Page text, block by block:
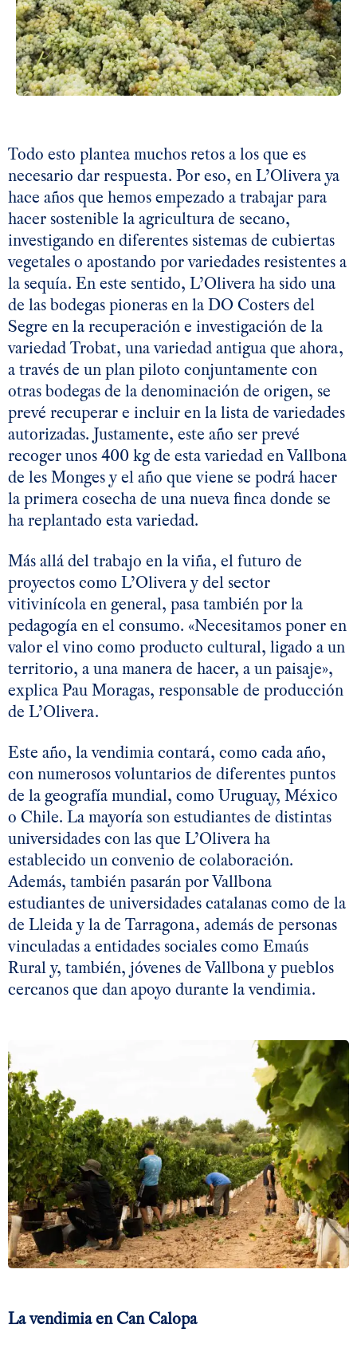
Todo esto plantea muchos retos a los que es
necesario dar respuesta. Por eso, en L’Olivera ya
hace años que hemos empezado a trabajar para
hacer sostenible la agricultura de secano,
investigando en diferentes sistemas de cubiertas
vegetales o apostando por variedades resistentes a
la sequía. En este sentido, L’Olivera ha sido una
de las bodegas pioneras en la DO Costers del
Segre en la recuperación e investigación de la
variedad Trobat, una variedad antigua que ahora,
a través de un plan piloto conjuntamente con
otras bodegas de la denominación de origen, se
prevé recuperar e incluir en la lista de variedades
autorizadas. Justamente, este año ser prevé
recoger unos 400 kg de esta variedad en Vallbona
de les Monges y el año que viene se podrá hacer
la primera cosecha de una nueva finca donde se
ha replantado esta variedad.
Más allá del trabajo en la viña, el futuro de
proyectos como L’Olivera y del sector
vitivinícola en general, pasa también por la
pedagogía en el consumo. «Necesitamos poner en
valor el vino como producto cultural, ligado a un
territorio, a una manera de hacer, a un paisaje»,
explica Pau Moragas, responsable de producción
de L’Olivera.
Este año, la vendimia contará, como cada año,
con numerosos voluntarios de diferentes puntos
de la geografía mundial, como Uruguay, México
o Chile. La mayoría son estudiantes de distintas
universidades con las que L’Olivera ha
establecido un convenio de colaboración.
Además, también pasarán por Vallbona
estudiantes de universidades catalanas como de la
de Lleida y la de Tarragona, además de personas
vinculadas a entidades sociales como Emaús
Rural y, también, jóvenes de Vallbona y pueblos
cercanos que dan apoyo durante la vendimia.
La vendimia en Can Calopa